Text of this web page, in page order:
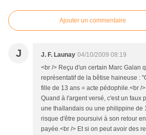
Ajouter un commentaire
J J. F. Launay 04/10/2009 08:19
<br /> Reçu d'un certain Marc Galan
représentatif de la bêtise haineuse :
fille de 13 ans = acte pédophile.<br /
Quand à l'argent versé, c'est un faux
une thaïlandais ou une philippine de
risque d'être poursuivi à son retour
payée.<br /> Et si on peut avoir des